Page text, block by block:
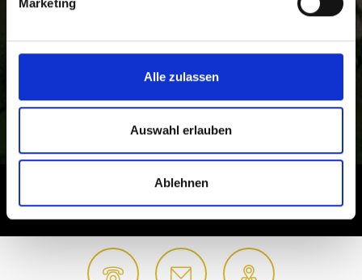
Marketing
Alle zulassen
Auswahl erlauben
Ablehnen